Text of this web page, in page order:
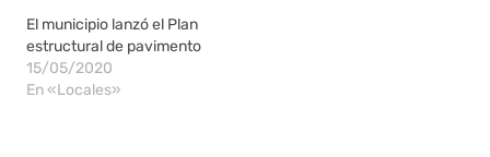
El municipio lanzó el Plan
estructural de pavimento
15/05/2020
En «Locales»